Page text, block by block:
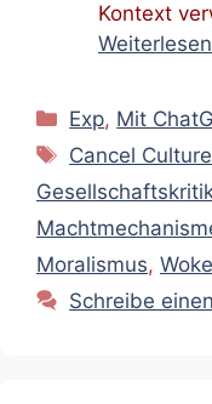
Kontext
Weiterlesen
Kategorien
Exp, Mit
Schlagwörter
Cancel Culture
Moralismus,
Schreibe